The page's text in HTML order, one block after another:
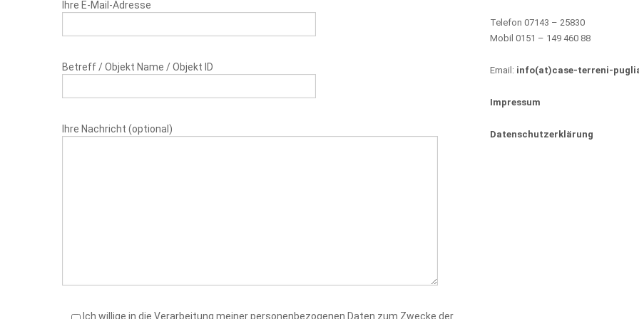
Ihre E-Mail-Adresse
Betreff / Objekt Name / Objekt ID
Ihre Nachricht (optional)
Ich willige in die Verarbeitung meiner personenbezogenen Daten zum Zwecke der
Telefon 07143 – 25830
Mobil 0151 – 149 460 88
Email: info(at)case-terreni-
Impressum
Datenschutzerklärung